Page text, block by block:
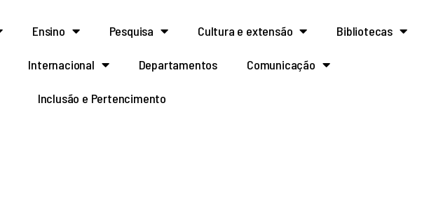
Ensino Pesquisa Cultura e extensão Bibliotecas
Internacional Departamentos Comunicação
Inclusão e Pertencimento